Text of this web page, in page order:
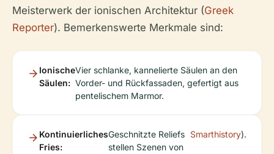
Meisterwerk der ionischen Architektur (Greek
Reporter). Bemerkenswerte Merkmale sind:
Ionische
Säulen:
Vier schlanke, kannelierte Säulen an den
Vorder- und Rückfassaden, gefertigt aus
pentelischem Marmor.
Kontinuierliches
Fries:
Geschnitzte Reliefs
stellen Szenen von
Smarthistory).